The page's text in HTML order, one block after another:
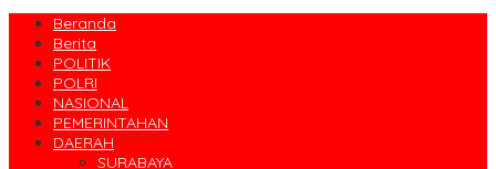
Beranda
Berita
POLITIK
POLRI
NASIONAL
PEMERINTAHAN
DAERAH
SURABAYA